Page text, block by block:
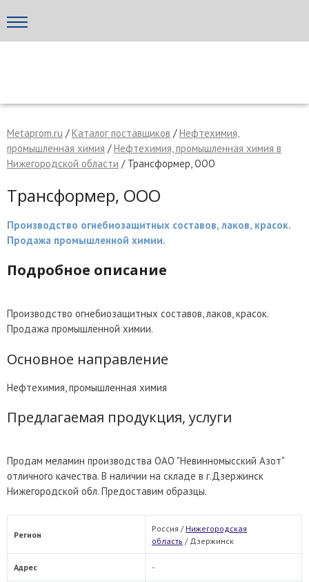
МЕТАПРОМ - российский торгово-промышленный портал
Написать поставщику
Metaprom.ru /Каталог поставщиков /Нефтехимия,
промышленная химия /Нефтехимия, промышленная химия в
Нижегородской области / Трансформер, ООО
Трансформер, ООО
Производство огнебиозащитных составов, лаков, красок.
Продажа промышленной химии.
Подробное описание
Производство огнебиозащитных составов, лаков, красок.
Продажа промышленной химии.
Основное направление
Нефтехимия, промышленная химия
Предлагаемая продукция, услуги
Продам меламин производства ОАО "Невинномысский Азот"
отличного качества. В наличии на складе в г.Дзержинск
Нижегородской обл. Предоставим образцы.
Регион
Россия / Нижегородская
область / Дзержинск
Адрес -